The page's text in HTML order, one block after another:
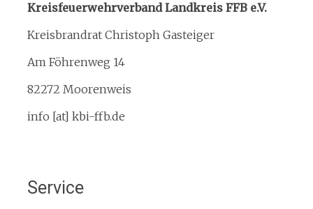
Kreisfeuerwehrverband
Kreisbrandinspektion
Service
Rauchmelder
Kreisfeuerwehrverband Landkreis FFB e.V.
Kreisbrandrat Christoph Gasteiger
Am Föhrenweg 14
82272 Moorenweis
info [at] kbi-ffb.de
Service